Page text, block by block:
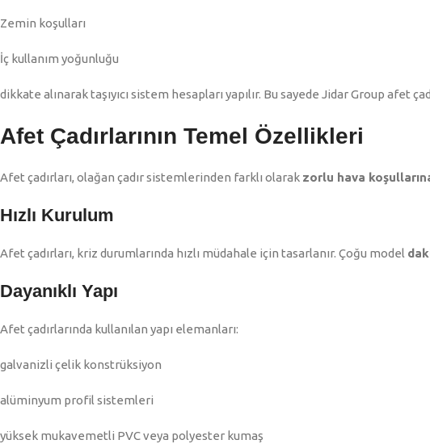
Zemin koşulları
İç kullanım yoğunluğu
dikkate alınarak taşıyıcı sistem hesapları yapılır. Bu sayede Jidar Group afet
Afet Çadırlarının Temel Özellikleri
Afet çadırları, olağan çadır sistemlerinden farklı olarak zorlu hava
Hızlı Kurulum
Afet çadırları, kriz durumlarında hızlı müdahale için tasarlanır. Çoğu model
Dayanıklı Yapı
Afet çadırlarında kullanılan yapı elemanları:
galvanizli çelik konstrüksiyon
alüminyum profil sistemleri
yüksek mukavemetli PVC veya polyester kumaş